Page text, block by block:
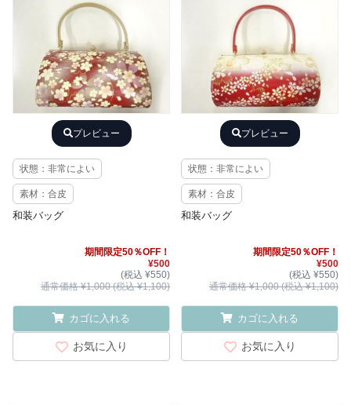
プレビュー
状態：非常によい
素材：合皮
和装バッグ
期間限定50％OFF！
¥500
(税込 ¥550)
通常価格 ¥1,000 (税込 ¥1,100)
カゴに入れる
お気に入り
プレビュー
状態：非常によい
素材：合皮
和装バッグ
期間限定50％OFF！
¥500
(税込 ¥550)
通常価格 ¥1,000 (税込 ¥1,100)
カゴに入れる
お気に入り